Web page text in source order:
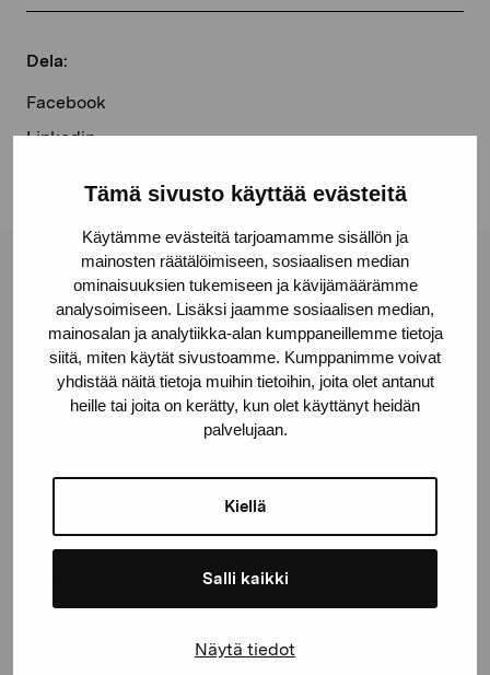
Tämä sivusto käyttää evästeitä
Käytämme evästeitä tarjoamamme sisällön ja
mainosten räätälöimiseen, sosiaalisen median
ominaisuuksien tukemiseen ja kävijämäärämme
analysoimiseen. Lisäksi jaamme sosiaalisen median,
mainosalan ja analytiikka-alan kumppaneillemme tietoja
siitä, miten käytät sivustoamme. Kumppanimme voivat
yhdistää näitä tietoja muihin tietoihin, joita olet antanut
heille tai joita on kerätty, kun olet käyttänyt heidän
palvelujaan.
Kiellä
Salli kaikki
Näytä tiedot
Dela:
Facebook
Linkedin
Stiftelsen Pro Artibus
Gustav Wasas gata 11
10600 Ekenäs
proartibus@proartibus.fi